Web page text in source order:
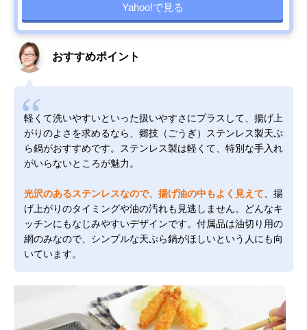
Yahoo!で見る
おすすめポイント
軽くて洗いやすいといった扱いやすさにプラスして、揚げ上
がりのよさを求めるなら、郷技（ごうぎ）ステンレス製天ぷ
ら鍋がおすすめです。ステンレス製は軽くて、特別な手入れ
がいらないところが魅力。
光沢のあるステンレスなので、揚げ油の中もよく見えて 、揚
げ上がりのタイミングや油の汚れも見逃しません。どんなキ
ッチンにもなじみやすいデザインです。付属品は油切り用の
網のみなので、シンプルな天ぷら鍋がほしいという人にも向
いています。